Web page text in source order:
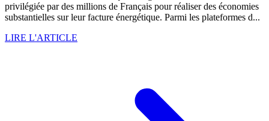
privilégiée par des millions de Français pour réaliser des économies
substantielles sur leur facture énergétique. Parmi les plateformes d...
LIRE L'ARTICLE